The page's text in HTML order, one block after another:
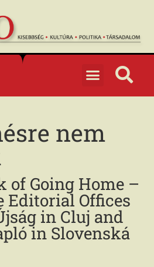
nem
of Going Home –
Editorial Offices
in Cluj and
in Slovenská